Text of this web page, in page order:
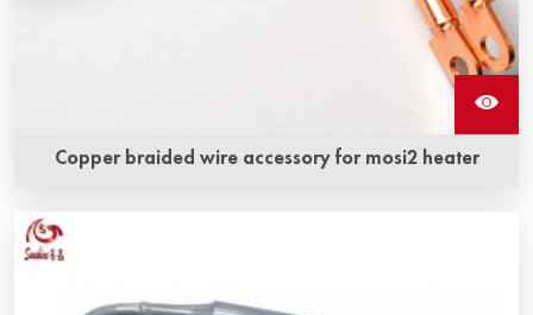
Copper braided wire accessory for mosi2 heater
هيكل متكامل.